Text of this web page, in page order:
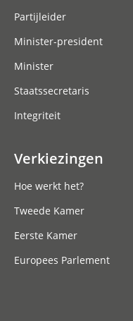
Partijleider
Minister-president
Minister
Staatssecretaris
Integriteit
Verkiezingen
Hoe werkt het?
Tweede Kamer
Eerste Kamer
Europees Parlement